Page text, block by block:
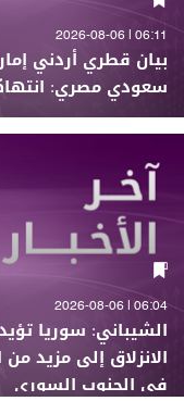
06:11 | 2026-08-06
بيان قطري أردني
سعودي مصري:
06:04 | 2026-08-06
الشيباني: سوريا
الانزلاق إلى مزيد
في الجنوب السوري